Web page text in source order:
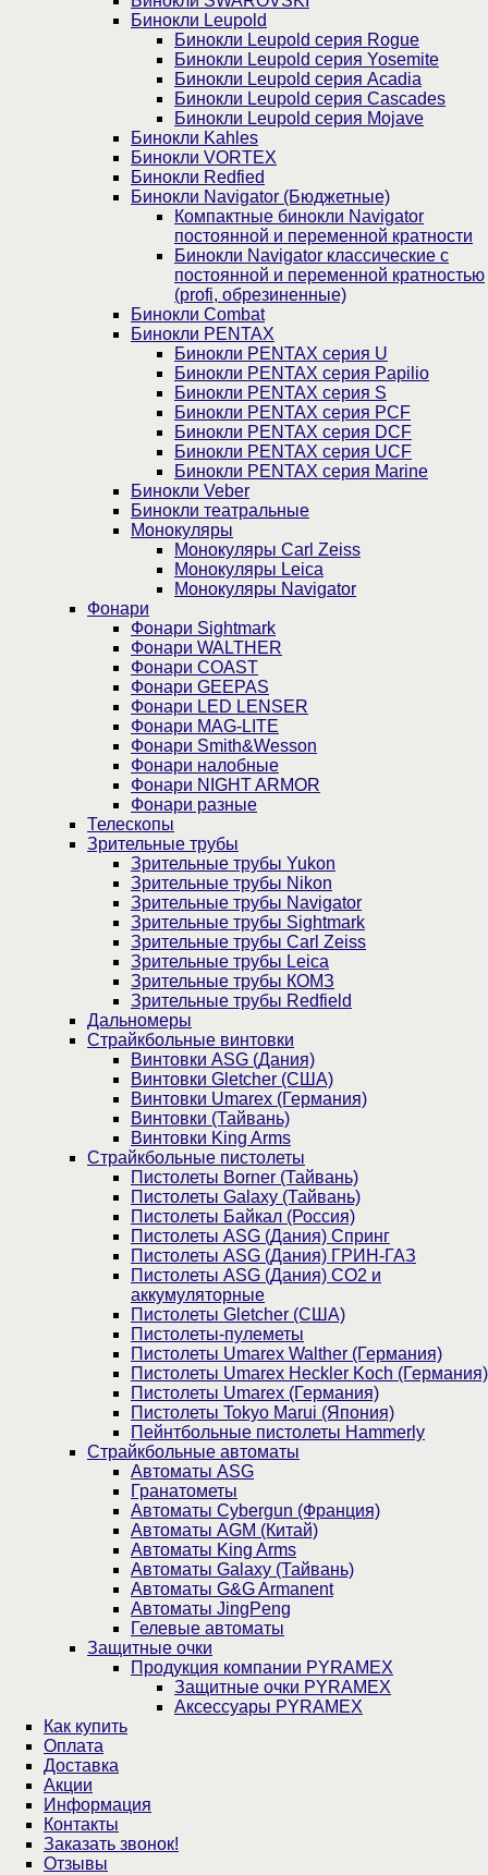
Бинокли Leupold
Бинокли Leupold серия Rogue
Бинокли Leupold серия Yosemite
Бинокли Leupold серия Acadia
Бинокли Leupold серия Cascades
Бинокли Leupold серия Mojave
Бинокли Kahles
Бинокли VORTEX
Бинокли Redfied
Бинокли Navigator (Бюджетные)
Компактные бинокли Navigator
постоянной и переменной кратности
Бинокли Navigator классические с
постоянной и переменной кратностью
(profi, обрезиненные)
Бинокли Combat
Бинокли PENTAX
Бинокли PENTAX серия U
Бинокли PENTAX серия Papilio
Бинокли PENTAX серия S
Бинокли PENTAX серия PCF
Бинокли PENTAX серия DCF
Бинокли PENTAX серия UCF
Бинокли PENTAX серия Marine
Бинокли Veber
Бинокли театральные
Монокуляры
Монокуляры Carl Zeiss
Монокуляры Leica
Монокуляры Navigator
Фонари
Фонари Sightmark
Фонари WALTHER
Фонари COAST
Фонари GEEPAS
Фонари LED LENSER
Фонари MAG-LITE
Фонари Smith&Wesson
Фонари налобные
Фонари NIGHT ARMOR
Фонари разные
Телескопы
Зрительные трубы
Зрительные трубы Yukon
Зрительные трубы Nikon
Зрительные трубы Navigator
Зрительные трубы Sightmark
Зрительные трубы Carl Zeiss
Зрительные трубы Leica
Зрительные трубы КОМЗ
Зрительные трубы Redfield
Дальномеры
Страйкбольные винтовки
Винтовки ASG (Дания)
Винтовки Gletcher (США)
Винтовки Umarex (Германия)
Винтовки (Тайвань)
Винтовки King Arms
Страйкбольные пистолеты
Пистолеты Borner (Тайвань)
Пистолеты Galaxy (Тайвань)
Пистолеты Байкал (Россия)
Пистолеты ASG (Дания) Спринг
Пистолеты ASG (Дания) ГРИН-ГАЗ
Пистолеты ASG (Дания) CO2 и
аккумуляторные
Пистолеты Gletcher (США)
Пистолеты-пулеметы
Пистолеты Umarex Walther (Германия)
Пистолеты Umarex Heckler Koch (Германия)
Пистолеты Umarex (Германия)
Пистолеты Tokyo Marui (Япония)
Пейнтбольные пистолеты Hammerly
Страйкбольные автоматы
Автоматы ASG
Гранатометы
Автоматы Cybergun (Франция)
Автоматы AGM (Китай)
Автоматы King Arms
Автоматы Galaxy (Тайвань)
Автоматы G&G Armanent
Автоматы JingPeng
Гелевые автоматы
Защитные очки
Продукция компании PYRAMEX
Защитные очки PYRAMEX
Аксессуары PYRAMEX
Как купить
Оплата
Доставка
Акции
Информация
Контакты
Заказать звонок!
Отзывы